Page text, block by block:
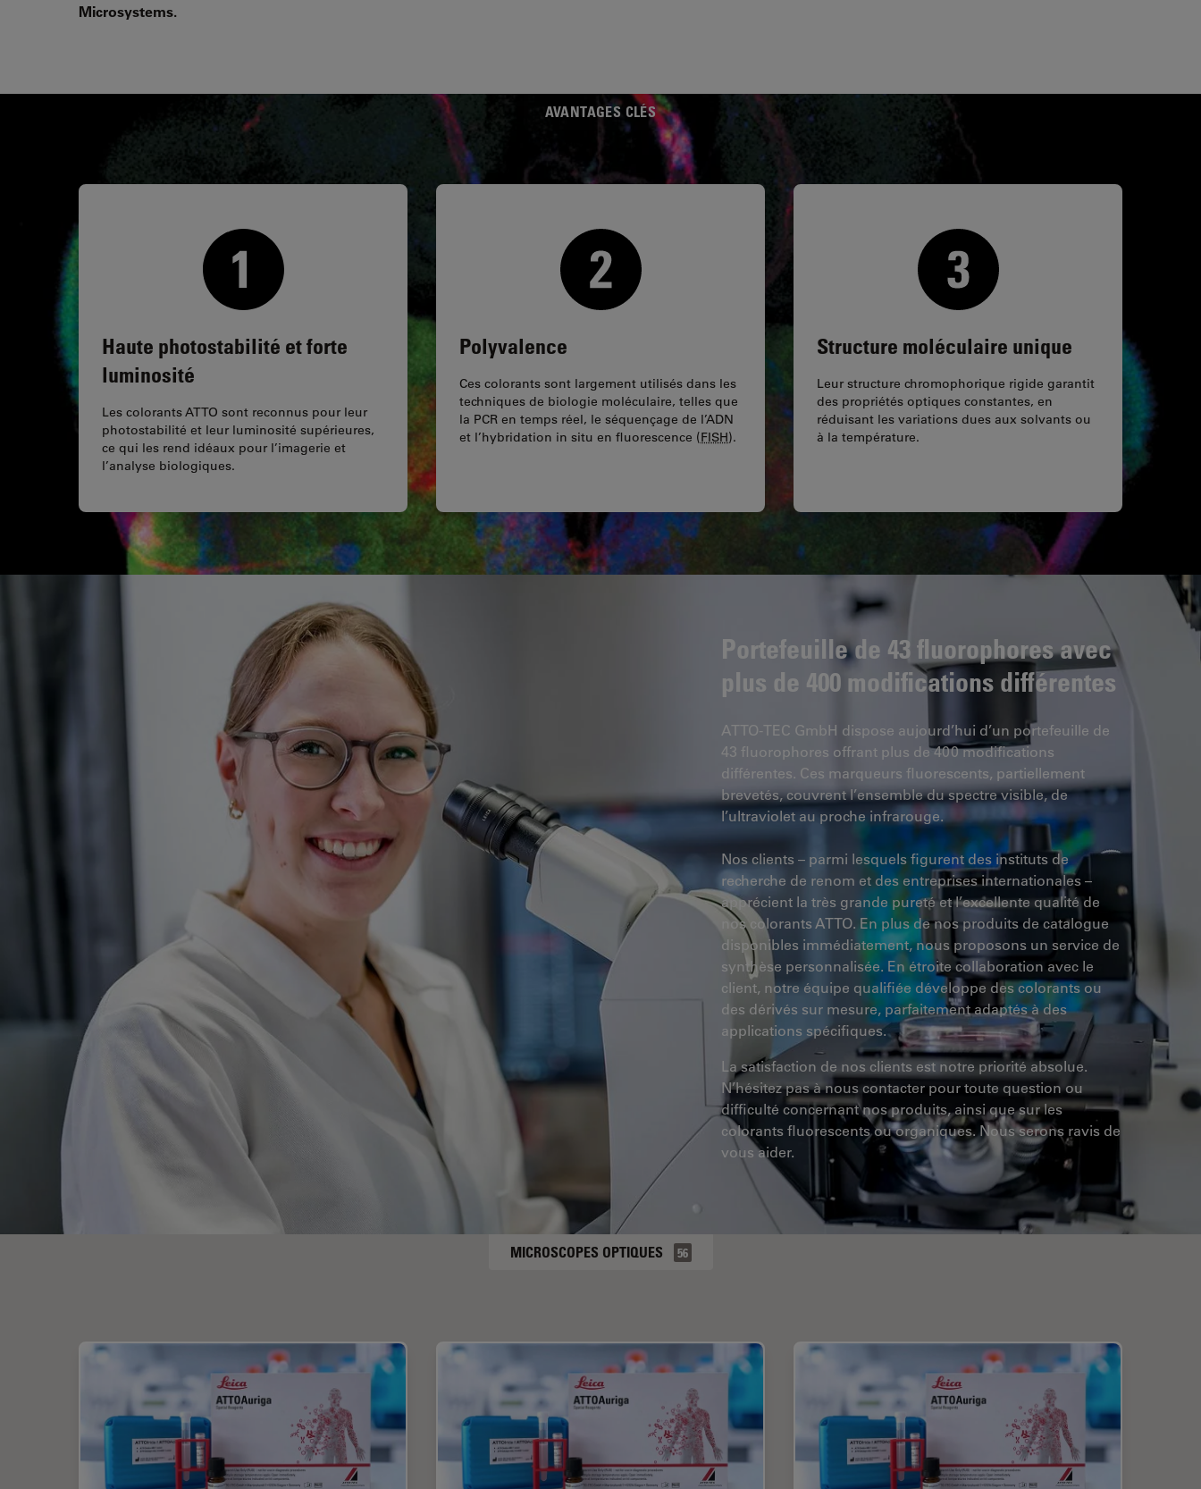
Microsystems.
AVANTAGES CLÉS
Haute photostabilité et forte
luminosité
Les colorants ATTO sont reconnus pour leur
photostabilité et leur luminosité supérieures,
ce qui les rend idéaux pour l’imagerie et
l’analyse biologiques.
Polyvalence
Ces colorants sont largement utilisés dans les
techniques de biologie moléculaire, telles que
la PCR en temps réel, le séquençage de l’ADN
et l’hybridation in situ en fluorescence (FISH).
Structure moléculaire unique
Leur structure chromophorique rigide garantit
des propriétés optiques constantes, en
réduisant les variations dues aux solvants ou
à la température.
Portefeuille de 43 fluorophores avec
plus de 400 modifications différentes
ATTO-TEC GmbH dispose aujourd’hui d’un portefeuille de
43 fluorophores offrant plus de 400 modifications
différentes. Ces marqueurs fluorescents, partiellement
brevetés, couvrent l’ensemble du spectre visible, de
l’ultraviolet au proche infrarouge.
Nos clients – parmi lesquels figurent des instituts de
recherche de renom et des entreprises internationales –
apprécient la très grande pureté et l’excellente qualité de
nos colorants ATTO. En plus de nos produits de catalogue
disponibles immédiatement, nous proposons un service de
synthèse personnalisée. En étroite collaboration avec le
client, notre équipe qualifiée développe des colorants ou
des dérivés sur mesure, parfaitement adaptés à des
applications spécifiques.
La satisfaction de nos clients est notre priorité absolue.
N’hésitez pas à nous contacter pour toute question ou
difficulté concernant nos produits, ainsi que sur les
colorants fluorescents ou organiques. Nous serons ravis de
vous aider.
MICROSCOPES OPTIQUES 56